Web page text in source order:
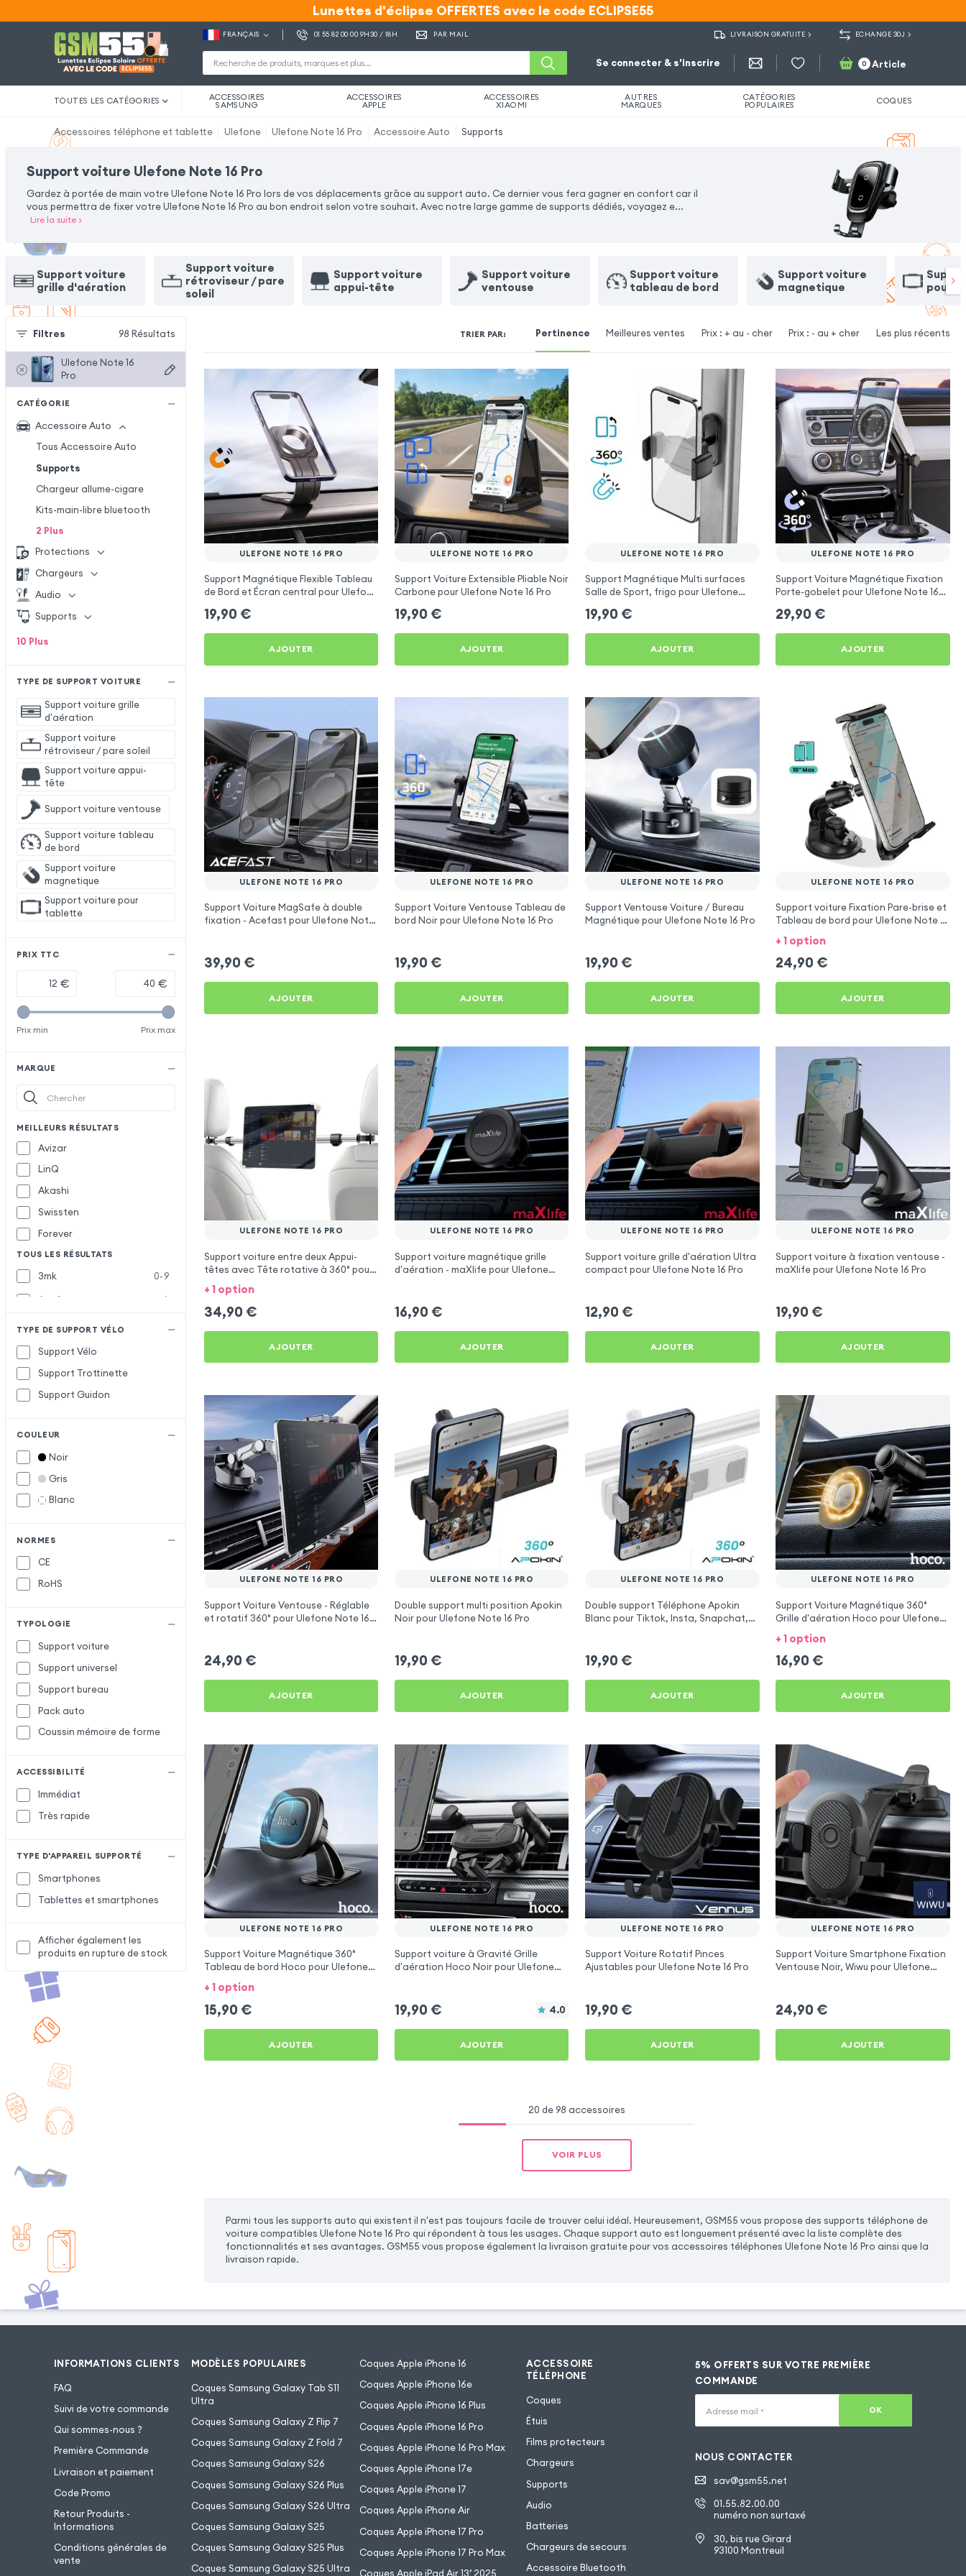
Lunettes d'éclipse OFFERTES avec le code ECLIPSE55
Lunettes d'éclipse OFFERTES avec le code ECLIPSE55
FRANÇAIS 01 55 82 00 00 9H30 / 18H PAR MAIL LIVRAISON GRATUITE ECHANGE 30J
Se connecter & s'inscrire 0 Article
TOUTES LES CATÉGORIES ACCESSOIRES
SAMSUNG
ACCESSOIRES
APPLE
ACCESSOIRES
XIAOMI
AUTRES
MARQUES
CATÉGORIES
POPULAIRES COQUES
Accessoires téléphone et tablette Ulefone Ulefone Note 16 Pro Accessoire Auto Supports
Support voiture Ulefone Note 16 Pro
Gardez à portée de main votre Ulefone Note 16 Pro lors de vos déplacements grâce au support auto. Ce dernier vous fera gagner en confort car il
vous permettra de fixer votre Ulefone Note 16 Pro au bon endroit selon votre souhait. Avec notre large gamme de supports dédiés, voyagez e...
Lire la suite>
Support voiture
grille d'aération
Support voiture
rétroviseur / pare
soleil
Support voiture
appui-tête
Support voiture
ventouse
Support voiture
tableau de bord
Support voiture
magnetique
pour
Filtres 98 Résultats
Ulefone Note 16
Pro
CATÉGORIE
Accessoire Auto
Tous Accessoire Auto
Supports
Chargeur allume-cigare
Kits-main-libre bluetooth
2 Plus
Protections
Chargeurs
Audio
Supports
10 Plus
TYPE DE SUPPORT VOITURE
Support voiture grille
d'aération
Support voiture
rétroviseur / pare soleil
Support voiture appui-
tête
Support voiture ventouse
Support voiture tableau
de bord
Support voiture
magnetique
Support voiture pour
tablette
PRIX TTC
€ €
Prix min Prix max
MARQUE
MEILLEURS RÉSULTATS
Avizar
LinQ
Akashi
Swissten
Forever
TOUS LES RÉSULTATS
3mk
0-9
Acefast
A
Baseus
Belkin
Forcell
Maxlife
M
Vennus
wiwu
TYPE DE SUPPORT VÉLO
Support Vélo
Support Trottinette
Support Guidon
COULEUR
Noir
Gris
Blanc
NORMES
CE
RoHS
TYPOLOGIE
Support voiture
Support universel
Support bureau
Pack auto
Coussin mémoire de forme
ACCESSIBILITÉ
Immédiat
Très rapide
TYPE D'APPAREIL SUPPORTÉ
Smartphones
Tablettes et smartphones
Afficher également les
produits en rupture de stock
TRIER PAR: Pertinence Meilleures ventes Prix : + au - cher Prix : - au + cher Les plus récents
ULEFONE NOTE 16 PRO
Support Magnétique Flexible Tableau
de Bord et Écran central pour Ulefone
19,90 €
AJOUTER
ULEFONE NOTE 16 PRO
Support Voiture Extensible Pliable Noir
Carbone pour Ulefone Note 16 Pro
19,90 €
AJOUTER
ULEFONE NOTE 16 PRO
Support Magnétique Multi surfaces
Salle de Sport, frigo pour Ulefone
19,90 €
AJOUTER
ULEFONE NOTE 16 PRO
Support Voiture Magnétique Fixation
Porte-gobelet pour Ulefone Note 16
29,90 €
AJOUTER
ULEFONE NOTE 16 PRO
Support Voiture MagSafe à double
fixation - Acefast pour Ulefone Note
39,90 €
AJOUTER
ULEFONE NOTE 16 PRO
Support Voiture Ventouse Tableau de
bord Noir pour Ulefone Note 16 Pro
19,90 €
AJOUTER
ULEFONE NOTE 16 PRO
Support Ventouse Voiture / Bureau
Magnétique pour Ulefone Note 16 Pro
19,90 €
AJOUTER
ULEFONE NOTE 16 PRO
Support voiture Fixation Pare-brise et
Tableau de bord pour Ulefone Note 16
+ 1 option
24,90 €
AJOUTER
ULEFONE NOTE 16 PRO
Support voiture entre deux Appui-
têtes avec Tête rotative à 360° pour
Ulefone Note 16 Pro
+ 1 option
34,90 €
AJOUTER
ULEFONE NOTE 16 PRO
Support voiture magnétique grille
d'aération - maXlife pour Ulefone
16,90 €
AJOUTER
ULEFONE NOTE 16 PRO
Support voiture grille d'aération Ultra
compact pour Ulefone Note 16 Pro
12,90 €
AJOUTER
ULEFONE NOTE 16 PRO
Support voiture à fixation ventouse -
maXlife pour Ulefone Note 16 Pro
19,90 €
AJOUTER
ULEFONE NOTE 16 PRO
Support Voiture Ventouse - Réglable
et rotatif 360° pour Ulefone Note 16
24,90 €
AJOUTER
ULEFONE NOTE 16 PRO
Double support multi position Apokin
Noir pour Ulefone Note 16 Pro
19,90 €
AJOUTER
ULEFONE NOTE 16 PRO
Double support Téléphone Apokin
Blanc pour Tiktok, Insta, Snapchat,
19,90 €
AJOUTER
ULEFONE NOTE 16 PRO
Support Voiture Magnétique 360°
Grille d'aération Hoco pour Ulefone
Note 16 Pro
+ 1 option
16,90 €
AJOUTER
ULEFONE NOTE 16 PRO
Support Voiture Magnétique 360°
Tableau de bord Hoco pour Ulefone
Note 16 Pro
+ 1 option
15,90 €
AJOUTER
ULEFONE NOTE 16 PRO
Support voiture à Gravité Grille
d'aération Hoco Noir pour Ulefone
19,90 € 4.0
AJOUTER
ULEFONE NOTE 16 PRO
Support Voiture Rotatif Pinces
Ajustables pour Ulefone Note 16 Pro
19,90 €
AJOUTER
ULEFONE NOTE 16 PRO
Support Voiture Smartphone Fixation
Ventouse Noir, Wiwu pour Ulefone
24,90 €
AJOUTER
20 de 98 accessoires
VOIR PLUS
Parmi tous les supports auto qui existent il n'est pas toujours facile de trouver celui idéal. Heureusement, GSM55 vous propose des supports téléphone de
voiture compatibles Ulefone Note 16 Pro qui répondent à tous les usages. Chaque support auto est longuement présenté avec la liste complète des
fonctionnalités et ses avantages. GSM55 vous propose également la livraison gratuite pour vos accessoires téléphones Ulefone Note 16 Pro ainsi que la
livraison rapide.
INFORMATIONS CLIENTS
FAQ
Suivi de votre commande
Qui sommes-nous ?
Première Commande
Livraison et paiement
Code Promo
Retour Produits -
Informations
Conditions générales de
vente
MODÈLES POPULAIRES
Coques Samsung Galaxy Tab S11
Ultra
Coques Samsung Galaxy Z Flip 7
Coques Samsung Galaxy Z Fold 7
Coques Samsung Galaxy S26
Coques Samsung Galaxy S26 Plus
Coques Samsung Galaxy S26 Ultra
Coques Samsung Galaxy S25
Coques Samsung Galaxy S25 Plus
Coques Samsung Galaxy S25 Ultra
Coques Apple iPhone 16
Coques Apple iPhone 16e
Coques Apple iPhone 16 Plus
Coques Apple iPhone 16 Pro
Coques Apple iPhone 16 Pro Max
Coques Apple iPhone 17e
Coques Apple iPhone 17
Coques Apple iPhone Air
Coques Apple iPhone 17 Pro
Coques Apple iPhone 17 Pro Max
Coques Apple iPad Air 13’ 2025
ACCESSOIRE
TÉLÉPHONE
Coques
Étuis
Films protecteurs
Chargeurs
Supports
Audio
Batteries
Chargeurs de secours
Accessoire Bluetooth
5% OFFERTS SUR VOTRE PREMIÈRE
COMMANDE
Adresse mail * OK
NOUS CONTACTER
sav@gsm55.net
01.55.82.00.00
numéro non surtaxé
30, bis rue Girard
93100 Montreuil